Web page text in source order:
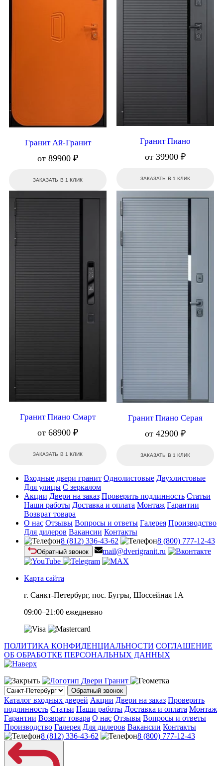
Гранит Ай-Гранит
от 89900 ₽
ЗАКАЗАТЬ В 1 КЛИК
Гранит Пиано
от 39900 ₽
ЗАКАЗАТЬ В 1 КЛИК
Гранит Пиано Смарт
от 68900 ₽
ЗАКАЗАТЬ В 1 КЛИК
Гранит Пиано Серая
от 42900 ₽
ЗАКАЗАТЬ В 1 КЛИК
Входные двери гранит Однолистовые Двухлистовые
Для улицы С зеркалом
Акции Двери на заказ Проверить подлинность Статьи
Наши работы Доставка и оплата Монтаж Гарантии
Возврат товара
О нас Отзывы Вопросы и ответы Галерея Производство
Для дилеров Вакансии Контакты
8 (812) 336-43-62
8 (800) 777-12-43
Обратный звонок mail@dverigranit.ru
Карта сайта
г. Санкт-Петербург, пос. Бугры, Шоссейная 1А
09:00–21:00 ежедневно
ПОЛИТИКА КОНФИДЕНЦИАЛЬНОСТИ СОГЛАШЕНИЕ
ОБ ОБРАБОТКЕ ПЕРСОНАЛЬНЫХ ДАННЫХ
Обратный звонок
Каталог входных дверей Акции Двери на заказ Проверить
подлинность Статьи Наши работы Доставка и оплата Монтаж
Гарантии Возврат товара О нас Отзывы Вопросы и ответы
Производство Галерея Для дилеров Вакансии Контакты
8 (812) 336-43-62
8 (800) 777-12-43